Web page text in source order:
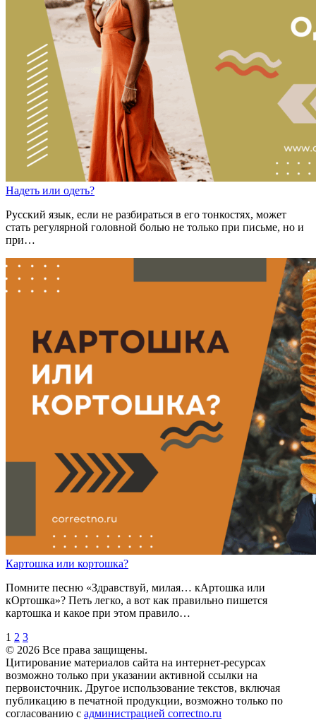
Надеть или одеть?
Русский язык, если не разбираться в его тонкостях, может
стать регулярной головной болью не только при письме, но и
при…
Картошка или кортошка?
Помните песню «Здравствуй, милая… кАртошка или
кОртошка»? Петь легко, а вот как правильно пишется
картошка и какое при этом правило…
1 2 3
© 2026 Все права защищены.
Цитирование материалов сайта на интернет-ресурсах
возможно только при указании активной ссылки на
первоисточник. Другое использование текстов, включая
публикацию в печатной продукции, возможно только по
согласованию с администрацией correctno.ru